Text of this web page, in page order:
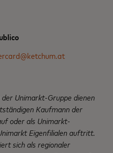
Unimarkt-Gruppe dienen
Kaufmann der
oder als Unimarkt-
Eigenfilialen auftritt.
sich als regionaler